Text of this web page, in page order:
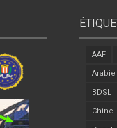
AAF
BDSL
Chine